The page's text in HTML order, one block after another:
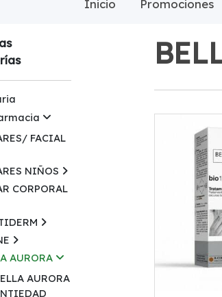
Inicio Promociones
FACIAL
NIÑOS
CORPORAL
AURORA
AURORA
Todas las